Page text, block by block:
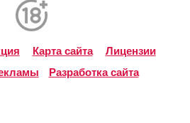
Карта сайта
Лицензии
Разработка сайта